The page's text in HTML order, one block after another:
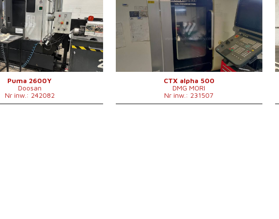
tak
Fanuc
Series 0i
376 mm
760 mm
tak
tak
nie
wrzeciono
86 mm
nie
(z tego
Puma 2600Y
Doosan
Nr inw.: 242082
System sterowania
System sterowania Siemens
Sinumerik
840D Sl
Średnica toczenia
500 mm
Długość toczenia
780 mm
Łoże skośne
tak
tak
Przejazd osi Y (Tokarka)
190 mm
Przeciwwrzeciono
Przejście przez wrzeciono
Głowica frezująca
Napędzane narzędzia
tak
CTX alpha 500
DMG MORI
Nr inw.: 231507